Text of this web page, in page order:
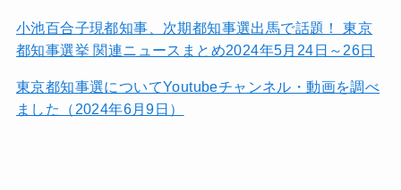
小池百合子現都知事、次期都知事選出馬で話題！ 東京
都知事選挙 関連ニュースまとめ2024年5月24日～26日
東京都知事選についてYoutubeチャンネル・動画を調べ
ました（2024年6月9日）